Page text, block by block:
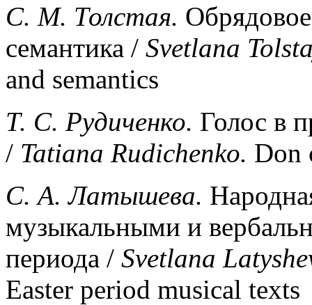
С. М. Толстая.
семантика / Svetlana
and semantics
Т. С. Рудиченко. Голос в
/ Tatiana Rudichenko. Don
С. А. Латышева.
музыкальными и
периода / Svetlana
Easter period musical texts